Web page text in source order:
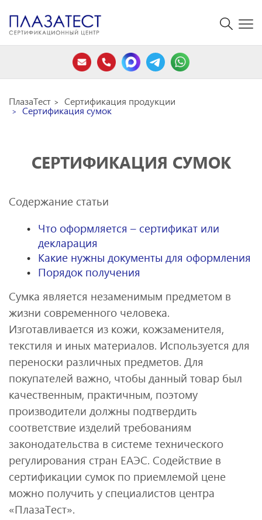
ПлазаТест Сертификация продукции
Сертификация сумок
СЕРТИФИКАЦИЯ СУМОК
Содержание статьи
Что оформляется – сертификат или
декларация
Какие нужны документы для оформления
Порядок получения
Сумка является незаменимым предметом в
жизни современного человека.
Изготавливается из кожи, кожзаменителя,
текстиля и иных материалов. Используется для
переноски различных предметов. Для
покупателей важно, чтобы данный товар был
качественным, практичным, поэтому
производители должны подтвердить
соответствие изделий требованиям
законодательства в системе технического
регулирования стран ЕАЭС. Содействие в
сертификации сумок по приемлемой цене
можно получить у специалистов центра
«ПлазаТест».